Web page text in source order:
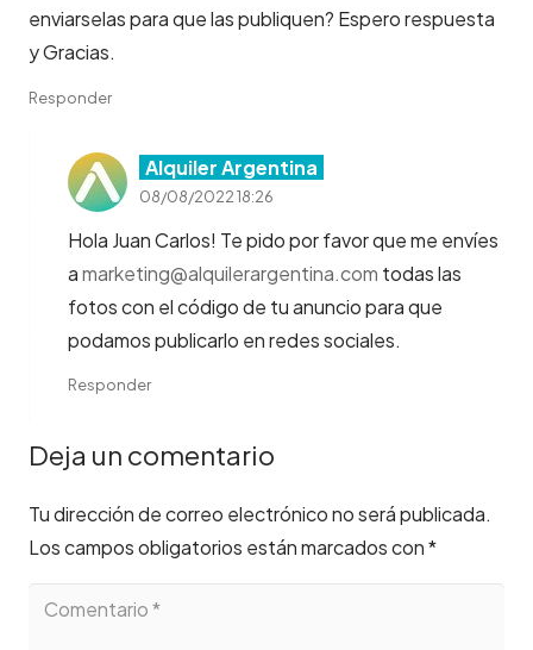
enviarselas para que las publiquen? Espero respuesta
y Gracias.
Responder
Alquiler Argentina
08/08/2022 18:26
Hola Juan Carlos! Te pido por favor que me envíes
amarketing@alquilerargentina.com todas las
fotos con el código de tu anuncio para que
podamos publicarlo en redes sociales.
Responder
Deja un comentario
Tu dirección de correo electrónico no será publicada.
Los campos obligatorios están marcados con*